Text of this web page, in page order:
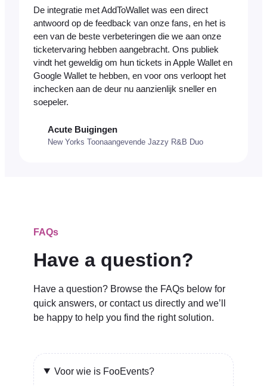
De integratie met AddToWallet was een direct
antwoord op de feedback van onze fans, en het is
een van de beste verbeteringen die we aan onze
ticketervaring hebben aangebracht. Ons publiek
vindt het geweldig om hun tickets in Apple Wallet en
Google Wallet te hebben, en voor ons verloopt het
inchecken aan de deur nu aanzienlijk sneller en
soepeler.
Acute Buigingen
New Yorks Toonaangevende Jazzy R&B Duo
FAQs
Have a question?
Have a question? Browse the FAQs below for
quick answers, or contact us directly and we’ll
be happy to help you find the right solution.
Voor wie is FooEvents?